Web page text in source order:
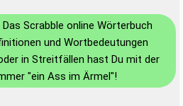
Das Scrabble online Wörterbuch
und Wortbedeutungen
in Streitfällen hast Du mit der
"ein Ass im Ärmel"!